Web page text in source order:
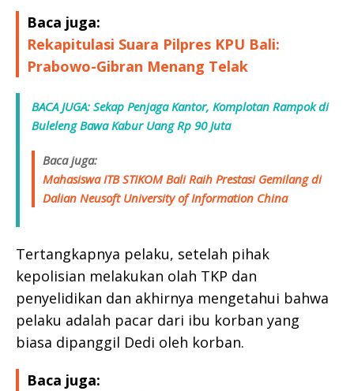
Baca juga:
Rekapitulasi Suara Pilpres KPU Bali:
Prabowo-Gibran Menang Telak
BACA JUGA: Sekap Penjaga Kantor, Komplotan Rampok di
Buleleng Bawa Kabur Uang Rp 90 Juta
Baca juga:
Mahasiswa ITB STIKOM Bali Raih Prestasi Gemilang di
Dalian Neusoft University of Information China
Tertangkapnya pelaku, setelah pihak
kepolisian melakukan olah TKP dan
penyelidikan dan akhirnya mengetahui bahwa
pelaku adalah pacar dari ibu korban yang
biasa dipanggil Dedi oleh korban.
Baca juga: